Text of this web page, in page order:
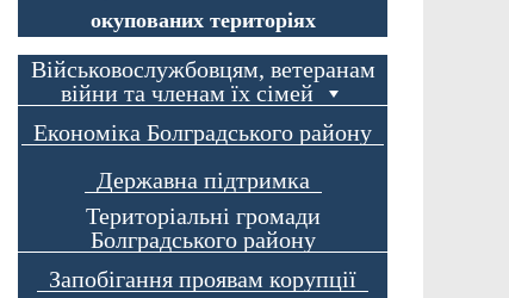
окупованих територіях
Військовослужбовцям, ветеранам
війни та членам їх сімей
Економіка Болградського району
Державна підтримка
Територіальні громади
Болградського району
Запобігання проявам корупції